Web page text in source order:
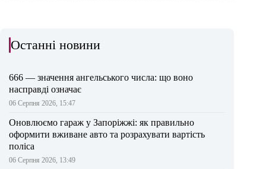
Останні новини
666 — значення ангельського числа: що воно
насправді означає
06 Серпня 2026, 15:47
Оновлюємо гараж у Запоріжжі: як правильно
оформити вживане авто та розрахувати вартість
поліса
06 Серпня 2026, 13:49